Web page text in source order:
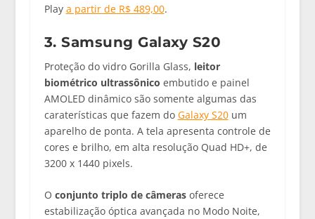
Play a partir de R$ 489,00.
3. Samsung Galaxy S20
Proteção do vidro Gorilla Glass, leitor
biométrico ultrassônico embutido e painel
AMOLED dinâmico são somente algumas das
caraterísticas que fazem do Galaxy S20um
aparelho de ponta. A tela apresenta controle de
cores e brilho, em alta resolução Quad HD+, de
3200 x 1440 pixels.
O conjunto triplo de câmerasoferece
estabilização óptica avançada no Modo Noite,